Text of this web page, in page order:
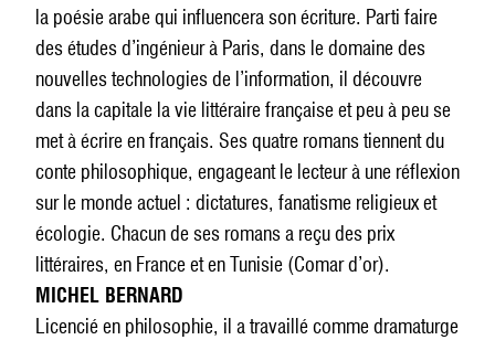
la poésie arabe qui influencera son écriture. Parti faire
des études d’ingénieur à Paris, dans le domaine des
nouvelles technologies de l’information, il découvre
dans la capitale la vie littéraire française et peu à peu se
met à écrire en français. Ses quatre romans tiennent du
conte philosophique, engageant le lecteur à une réflexion
sur le monde actuel : dictatures, fanatisme religieux et
écologie. Chacun de ses romans a reçu des prix
littéraires, en France et en Tunisie (Comar d’or).
MICHEL BERNARD
Licencié en philosophie, il a travaillé comme dramaturge